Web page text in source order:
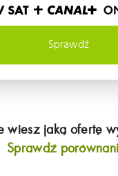
SAT +
Sprawdź
wiesz jaką ofertę
Sprawdź